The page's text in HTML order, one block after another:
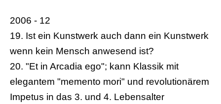
2006 - 12
19. Ist ein Kunstwerk auch dann ein Kunstwerk
wenn kein Mensch anwesend ist?
20. "Et in Arcadia ego"; kann Klassik mit
elegantem "memento mori" und revolutionärem
Impetus in das 3. und 4. Lebensalter